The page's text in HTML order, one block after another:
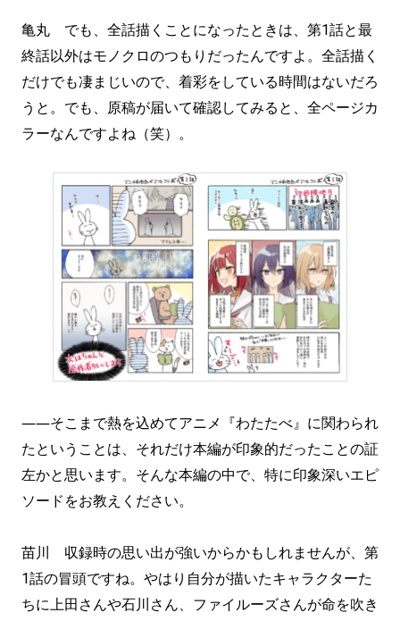
亀丸 でも、全話描くことになったときは、第1話と最
終話以外はモノクロのつもりだったんですよ。全話描く
だけでも凄まじいので、着彩をしている時間はないだろ
うと。でも、原稿が届いて確認してみると、全ページカ
ラーなんですよね（笑）。
――そこまで熱を込めてアニメ『わたたべ』に関わられ
たということは、それだけ本編が印象的だったことの証
左かと思います。そんな本編の中で、特に印象深いエピ
ソードをお教えください。
苗川 収録時の思い出が強いからかもしれませんが、第
1話の冒頭ですね。やはり自分が描いたキャラクターた
ちに上田さんや石川さん、ファイルーズさんが命を吹き